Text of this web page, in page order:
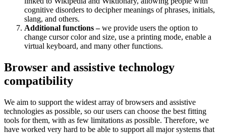
cognitive disorders to decipher meanings of phrases, initials,
slang, and others.
Additional functions –we provide users the option to
change cursor color and size, use a printing mode, enable a
virtual keyboard, and many other functions.
Browser and assistive technology
compatibility
We aim to support the widest array of browsers and assistive
technologies as possible, so our users can choose the best fitting
tools for them, with as few limitations as possible. Therefore, we
have worked very hard to be able to support all major systems that